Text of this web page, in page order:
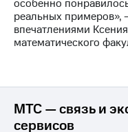
Описание
Программа
приобретения
Рынок
облигаций
особенно
реальных примеров»,
впечатлениями
математического
МТС — связь и
сервисов